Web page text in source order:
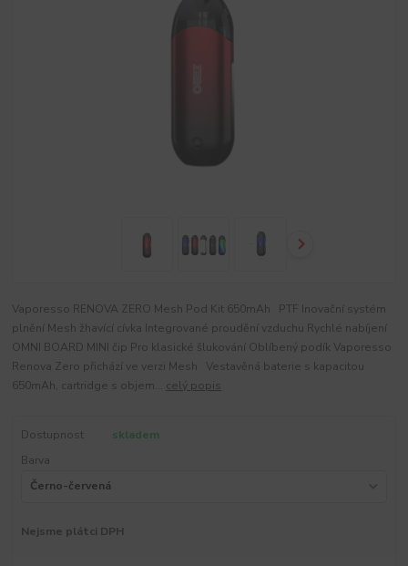
Vaporesso RENOVA ZERO Mesh Pod Kit 650mAh PTF Inovační systém
plnění Mesh žhavící cívka Integrované proudění vzduchu Rychlé nabíjení
OMNI BOARD MINI čip Pro klasické šlukování Oblíbený podík Vaporesso
Renova Zero přichází ve verzi Mesh Vestavěná baterie s kapacitou
650mAh, cartridge s objem... celý popis
Dostupnost
skladem
Barva
Nejsme plátci DPH